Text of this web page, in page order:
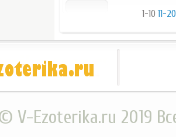
1-10 11-20
V-Ezoterika.ru 2019